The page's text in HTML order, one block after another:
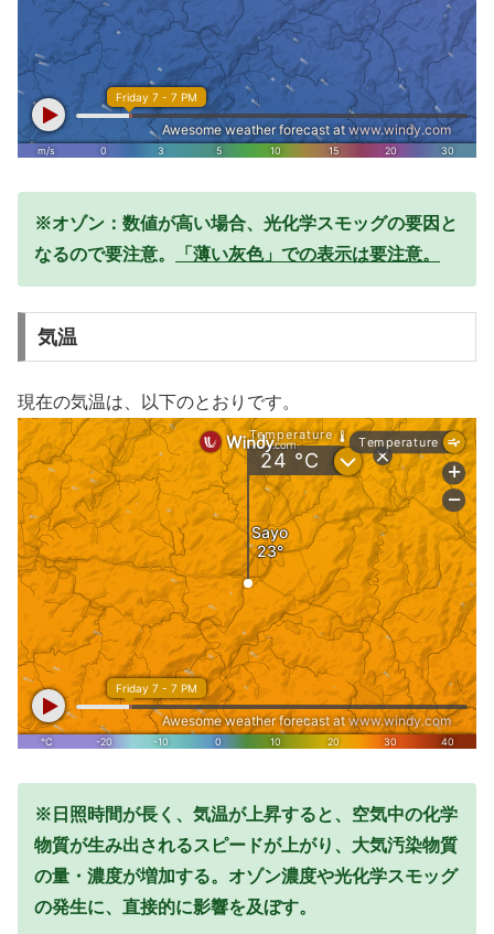
※オゾン：数値が高い場合、光化学スモッグの要因と
なるので要注意。
「薄い灰色」での表示は要注意。
気温
現在の気温は、以下のとおりです。
※日照時間が長く、気温が上昇すると、空気中の化学
物質が生み出されるスピードが上がり、大気汚染物質
の量・濃度が増加する。オゾン濃度や光化学スモッグ
の発生に、直接的に影響を及ぼす。